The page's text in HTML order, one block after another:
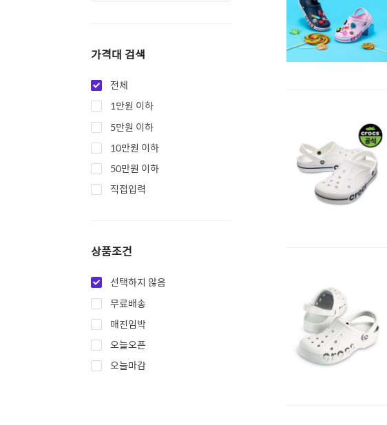
가격대 검색
전체
1만원 이하
5만원 이하
10만원 이하
50만원 이하
직접입력
상품조건
선택하지 않음
무료배송
매진임박
오늘오픈
오늘마감